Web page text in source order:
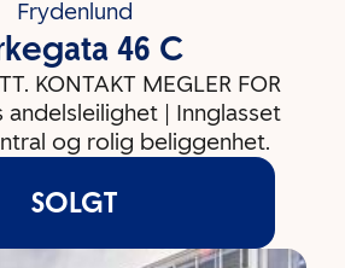
Frydenlund
46 C
KONTAKT MEGLER FOR
andelsleilighet | Innglasset
og rolig beliggenhet.
SOLGT